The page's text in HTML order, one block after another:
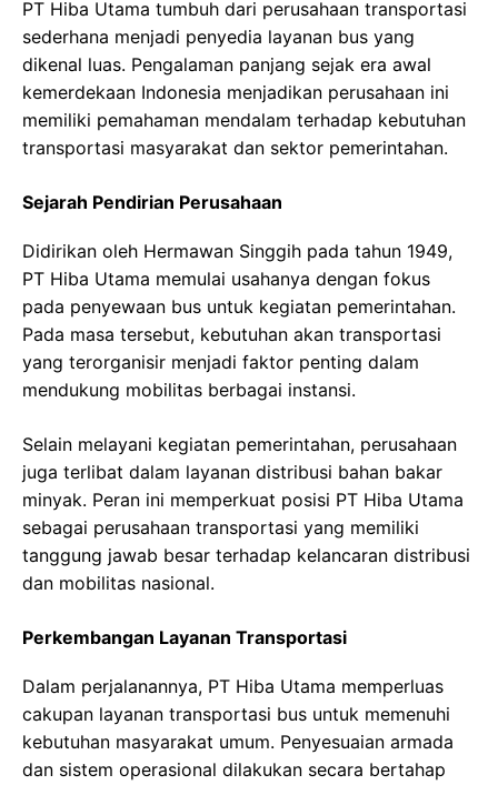
PT Hiba Utama tumbuh dari perusahaan transportasi
sederhana menjadi penyedia layanan bus yang
dikenal luas. Pengalaman panjang sejak era awal
kemerdekaan Indonesia menjadikan perusahaan ini
memiliki pemahaman mendalam terhadap kebutuhan
transportasi masyarakat dan sektor pemerintahan.
Sejarah Pendirian Perusahaan
Didirikan oleh Hermawan Singgih pada tahun 1949,
PT Hiba Utama memulai usahanya dengan fokus
pada penyewaan bus untuk kegiatan pemerintahan.
Pada masa tersebut, kebutuhan akan transportasi
yang terorganisir menjadi faktor penting dalam
mendukung mobilitas berbagai instansi.
Selain melayani kegiatan pemerintahan, perusahaan
juga terlibat dalam layanan distribusi bahan bakar
minyak. Peran ini memperkuat posisi PT Hiba Utama
sebagai perusahaan transportasi yang memiliki
tanggung jawab besar terhadap kelancaran distribusi
dan mobilitas nasional.
Perkembangan Layanan Transportasi
Dalam perjalanannya, PT Hiba Utama memperluas
cakupan layanan transportasi bus untuk memenuhi
kebutuhan masyarakat umum. Penyesuaian armada
dan sistem operasional dilakukan secara bertahap